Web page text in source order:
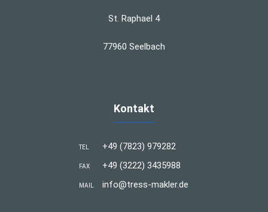
St. Raphael 4
77960 Seelbach
Kontakt
TEL +49 (7823) 979282
FAX +49 (3222) 3435988
MAIL info@tress-makler.de